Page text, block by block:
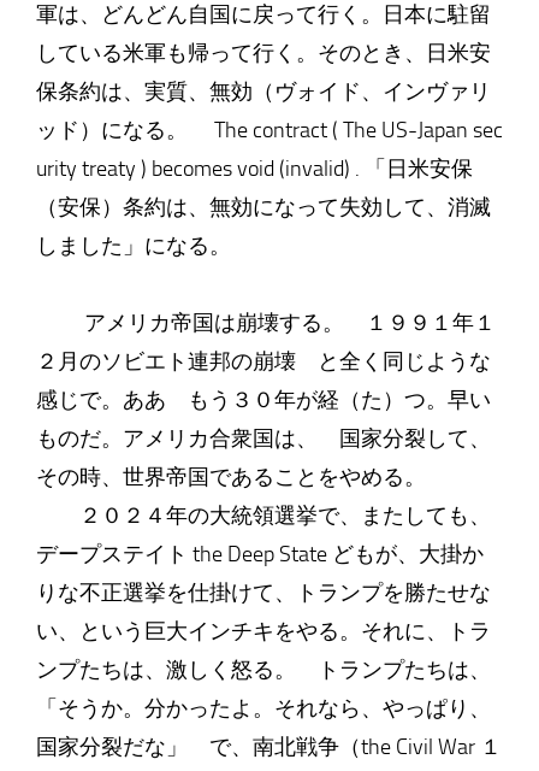
軍は、どんどん自国に戻って行く。日本に駐留
している米軍も帰って行く。そのとき、日米安
保条約は、実質、無効（ヴォイド、インヴァリ
ッド）になる。 The contract ( The US-Japan sec
urity treaty ) becomes void (invalid) . 「日米安保
（安保）条約は、無効になって失効して、消滅
しました」になる。
アメリカ帝国は崩壊する。 １９９１年１
２月のソビエト連邦の崩壊 と全く同じような
感じで。ああ もう３０年が経（た）つ。早い
ものだ。アメリカ合衆国は、 国家分裂して、
その時、世界帝国であることをやめる。
２０２４年の大統領選挙で、またしても、
デープステイト the Deep State どもが、大掛か
りな不正選挙を仕掛けて、トランプを勝たせな
い、という巨大インチキをやる。それに、トラ
ンプたちは、激しく怒る。 トランプたちは、
「そうか。分かったよ。それなら、やっぱり、
国家分裂だな」 で、南北戦争（the Civil War １